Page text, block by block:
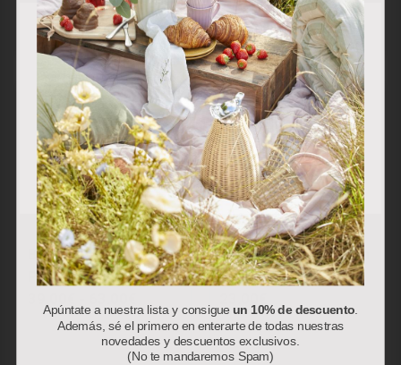
Bandeja Rectangular
Piel de Vaca
Bandeja Redonda con
Corazón y Ciervos
Utilizamos cookies propias y de terceros para analizar
nuestros servicios y mostrarle publicidad relacionada con
sus preferencias en base a un perfil elaborado a partir de
sus hábitos de navegación (por ejemplo, páginas
visitadas). Puede obtener más información y configurar
sus preferencias.
Aceptar Rechazar Personalizar
Apúntate a nuestra lista y consigue un 10% de descuento
Además, sé el primero en enterarte de todas nuestras
novedades y descuentos exclusivos.
(No te mandaremos Spam)